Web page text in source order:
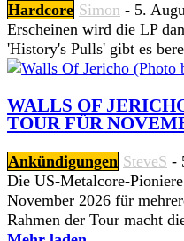
Hardcore Simon - 5.
Erscheinen wird die LP
'History's Pulls' gibt es
WALLS OF
TOUR FÜR
Ankündigungen SteveS -
Die US-Metalcore-
November 2026 für
Rahmen der Tour macht